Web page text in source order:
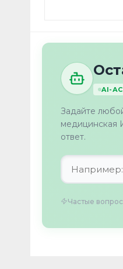
AI-
Задайте
медицинская
ответ.
Частые